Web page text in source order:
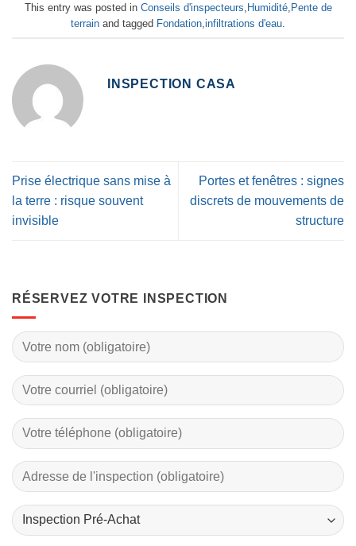
This entry was posted in Conseils d'inspecteurs Humidité, Pente de
terrain and tagged Fondation infiltrations d'eau
INSPECTION CASA
Prise électrique sans mise à
la terre : risque souvent
invisible
Portes et fenêtres : signes
discrets de mouvements de
structure
RÉSERVEZ VOTRE INSPECTION